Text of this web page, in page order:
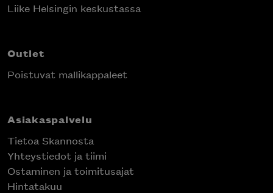
Liike Helsingin keskustassa
Outlet
Poistuvat mallikappaleet
Asiakaspalvelu
Tietoa Skannosta
Yhteystiedot ja tiimi
Ostaminen ja toimitusajat
Hintatakuu